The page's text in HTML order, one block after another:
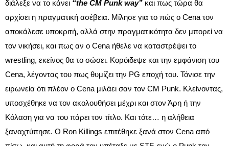
διάλεξε να το κάνει “the CM Punk way” και πως τώρα θα
αρχίσει η πραγματική ασέβεια. Μίλησε για το πώς ο Cena τον
αποκάλεσε υποκριτή, αλλά στην πραγματικότητα δεν μπορεί να
τον νικήσει, και πως αν ο Cena ήθελε να καταστρέψει το
wrestling, εκείνος θα το σώσει. Κορόιδεψε και την εμφάνιση του
Cena, λέγοντας του πως θυμίζει την PG εποχή του. Τόνισε την
ειρωνεία ότι πλέον ο Cena μιλάει σαν τον CM Punk. Κλείνοντας,
υποσχέθηκε να τον ακολουθήσει μέχρι και στον Άρη ή την
Κόλαση για να του πάρει τον τίτλο. Και τότε… η αλήθεια
ξαναχτύπησε. Ο Ron Killings επιτέθηκε ξανά στον Cena από